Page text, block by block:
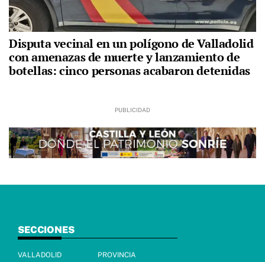
Disputa vecinal en un polígono de Valladolid
con amenazas de muerte y lanzamiento de
botellas: cinco personas acabaron detenidas
SECCIONES
VALLADOLID
PROVINCIA